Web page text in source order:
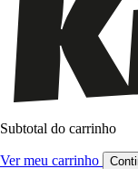
Subtotal do carrinho
Ver meu carrinho